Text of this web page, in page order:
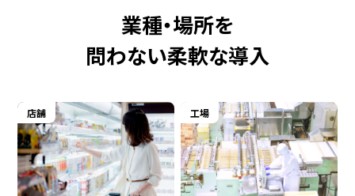
業種・場所を
問わない柔軟な導入
店舗 工場